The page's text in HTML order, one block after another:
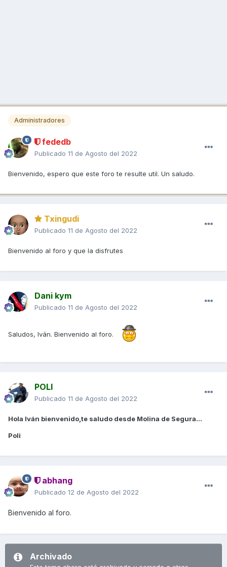
Administradores
fededb
Publicado 11 de Agosto del 2022
Bienvenido, espero que este foro te resulte util. Un saludo.
Txingudi
Publicado 11 de Agosto del 2022
Bienvenido al foro y que la disfrutes
Dani kym
Publicado 11 de Agosto del 2022
Saludos, Iván. Bienvenido al foro.
POLI
Publicado 11 de Agosto del 2022
Hola Iván bienvenido,te saludo desde Molina de Segura...
Poli
abhang
Publicado 12 de Agosto del 2022
Bienvenido al foro.
Archivado